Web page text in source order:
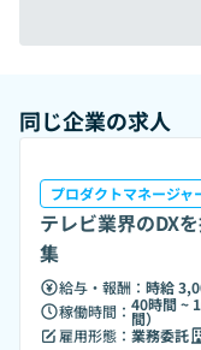
クトを複数開発し
デジタル化を通じて
同じ企業の求人
プロダクトマネージャ
テレビ業界のDX
集
給与・報酬： 時給
稼働時間： 40時間 ~
間）
雇用形態： 業務委託